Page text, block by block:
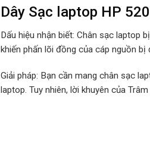
Dây Sạc laptop HP
Dấu hiệu nhận biết: Chân sạc laptop
khiến phấn lõi đồng của cáp nguồn
Giải pháp: Bạn cần mang chân sạc
laptop. Tuy nhiên, lời khuyên của